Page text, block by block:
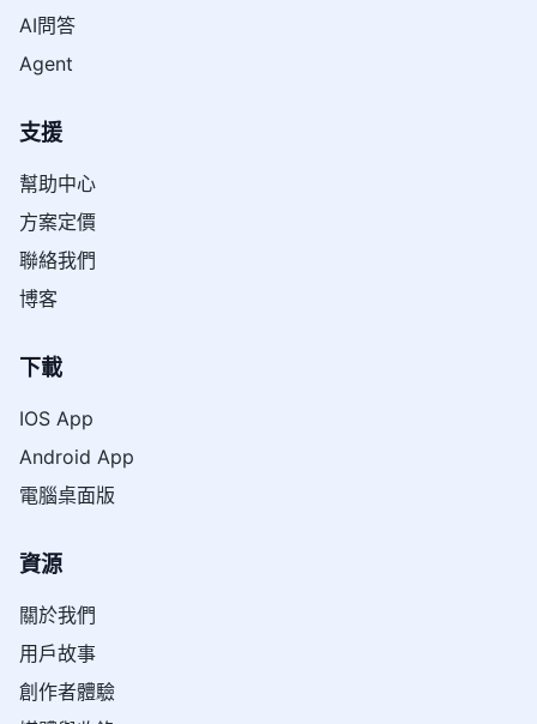
AI問答
Agent
支援
幫助中心
方案定價
聯絡我們
博客
下載
IOS App
Android App
電腦桌面版
資源
關於我們
用戶故事
創作者體驗